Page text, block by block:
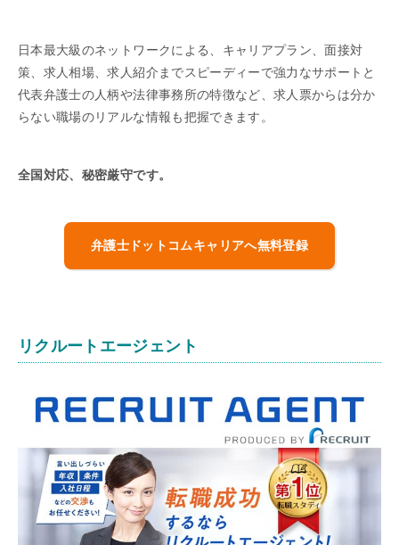
日本最大級のネットワークによる、キャリアプラン、面接対
策、求人相場、求人紹介までスピーディーで強力なサポートと
代表弁護士の人柄や法律事務所の特徴など、求人票からは分か
らない職場のリアルな情報も把握できます。
全国対応、秘密厳守です。
弁護士ドットコムキャリアへ無料登録
リクルートエージェント